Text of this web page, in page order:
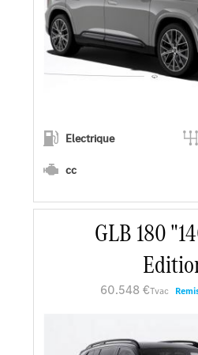
Electrique
cc
En savoir plus
Faire un essai
GLB 180
60.548 €Tvac